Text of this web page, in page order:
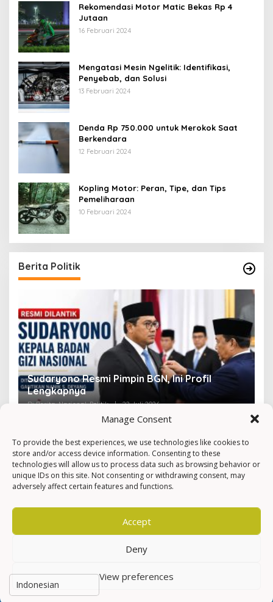
Manage Consent
To provide the best experiences, we use technologies like cookies to
store and/or access device information. Consenting to these
technologies will allow us to process data such as browsing behavior or
unique IDs on this site. Not consenting or withdrawing consent, may
adversely affect certain features and functions.
Accept
Deny
View preferences
Rekomendasi Motor Matic Bekas Rp 4
Jutaan
16 Februari 2024
Mengatasi Mesin Ngelitik: Identifikasi,
Penyebab, dan Solusi
13 Februari 2024
Denda Rp 750.000 untuk Merokok Saat
Berkendara
12 Februari 2024
Kopling Motor: Peran, Tipe, dan Tips
Pemeliharaan
10 Februari 2024
Berita Politik
Sudaryono Resmi Pimpin BGN, Ini Profil
Lengkapnya
Di Berita, Nasional, Politik | 22 Juli 2026 Di
Hak Cipta © Newkarma
Privacy Policy & Terms of Service
Indeks Berita